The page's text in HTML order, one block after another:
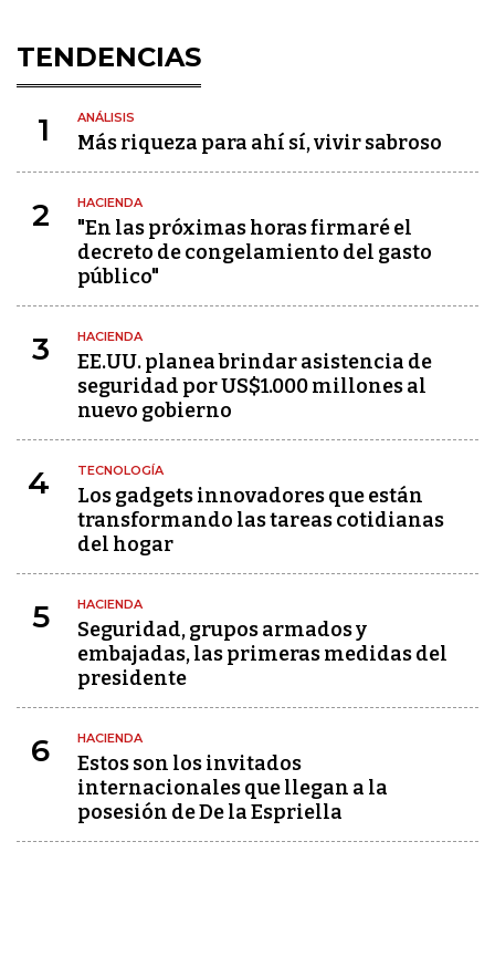
TENDENCIAS
1 ANÁLISIS
Más riqueza para ahí sí, vivir sabroso
2 HACIENDA
"En las próximas horas firmaré el
decreto de congelamiento del gasto
público"
3 HACIENDA
EE.UU. planea brindar asistencia de
seguridad por US$1.000 millones al
nuevo gobierno
4 TECNOLOGÍA
Los gadgets innovadores que están
transformando las tareas cotidianas
del hogar
5 HACIENDA
Seguridad, grupos armados y
embajadas, las primeras medidas del
presidente
6 HACIENDA
Estos son los invitados
internacionales que llegan a la
posesión de De la Espriella